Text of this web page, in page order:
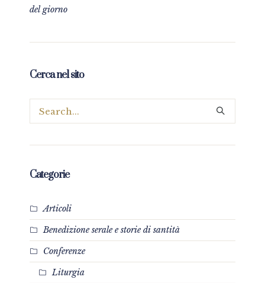
del giorno
Cerca nel sito
Categorie
Articoli
Benedizione serale e storie di santità
Conferenze
Liturgia